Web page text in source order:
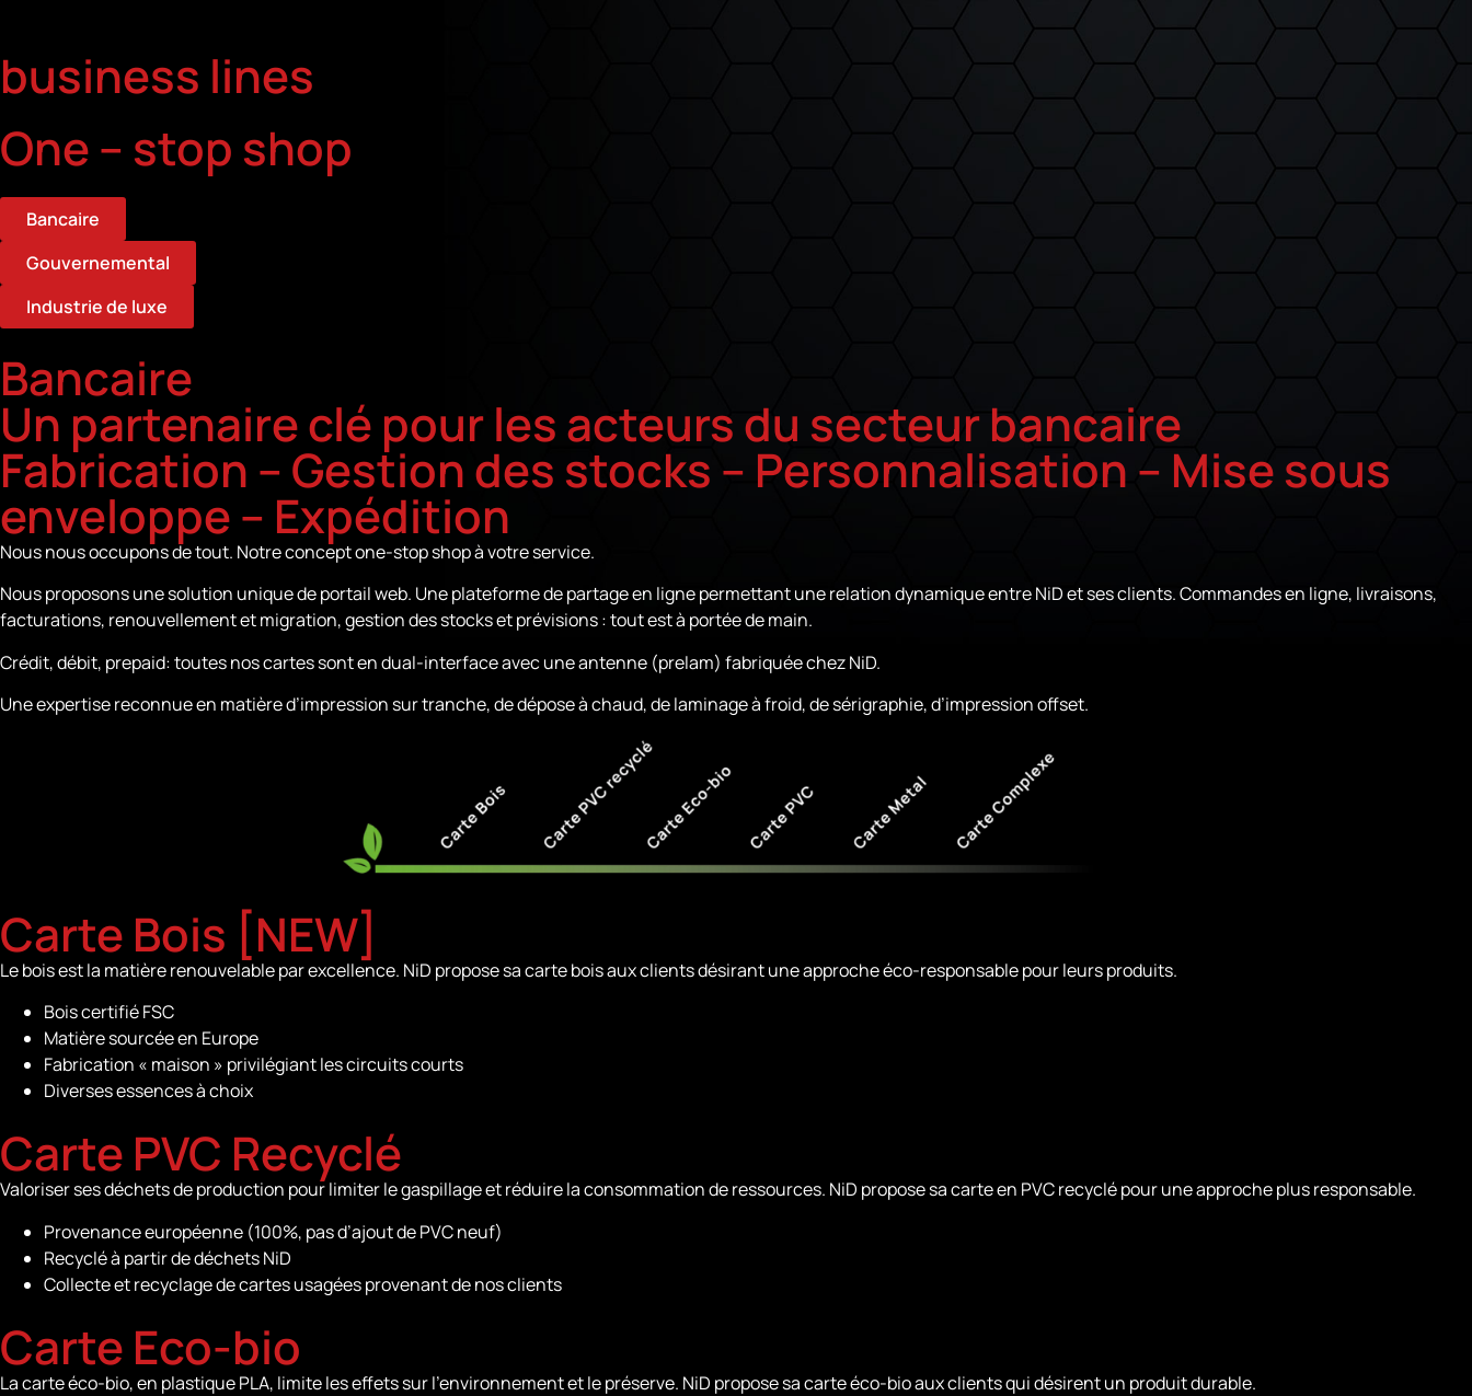
business lines
One – stop shop
Bancaire
Gouvernemental
Industrie de luxe
Bancaire
Un partenaire clé pour les acteurs du secteur bancaire
Fabrication – Gestion des stocks – Personnalisation – Mise sous
enveloppe – Expédition
Nous nous occupons de tout. Notre concept one-stop shop à votre service.
Nous proposons une solution unique de portail web. Une plateforme de partage en ligne permettant une relation dynamique entre NiD et ses clients. Commandes en ligne, livraisons,
facturations, renouvellement et migration, gestion des stocks et prévisions : tout est à portée de main.
Crédit, débit, prepaid: toutes nos cartes sont en dual-interface avec une antenne (prelam) fabriquée chez NiD.
Une expertise reconnue en matière d’impression sur tranche, de dépose à chaud, de laminage à froid, de sérigraphie, d’impression offset.
Carte Bois [NEW]
Le bois est la matière renouvelable par excellence. NiD propose sa carte bois aux clients désirant une approche éco-responsable pour leurs produits.
Bois certifié FSC
Matière sourcée en Europe
Fabrication « maison » privilégiant les circuits courts
Diverses essences à choix
Carte PVC Recyclé
Valoriser ses déchets de production pour limiter le gaspillage et réduire la consommation de ressources. NiD propose sa carte en PVC recyclé pour une approche plus responsable.
Provenance européenne (100%, pas d’ajout de PVC neuf)
Recyclé à partir de déchets NiD
Collecte et recyclage de cartes usagées provenant de nos clients
Carte Eco-bio
La carte éco-bio, en plastique PLA, limite les effets sur l’environnement et le préserve. NiD propose sa carte éco-bio aux clients qui désirent un produit durable.